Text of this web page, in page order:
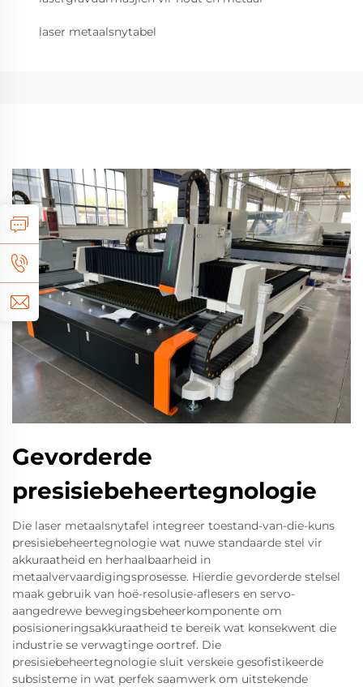
laser metaalsnytabel
Gevorderde
presisiebeheertegnologie
Die laser metaalsnytafel integreer toestand-van-die-kuns
presisiebeheertegnologie wat nuwe standaarde stel vir
akkuraatheid en herhaalbaarheid in
metaalvervaardigingsprosesse. Hierdie gevorderde stelsel
maak gebruik van hoë-resolusie-aflesers en servo-
aangedrewe bewegingsbeheerkomponente om
posisioneringsakkuraatheid te bereik wat konsekwent die
industrie se verwagtinge oortref. Die
presisiebeheertegnologie sluit verskeie gesofistikeerde
subsisteme in wat perfek saamwerk om uitstekende